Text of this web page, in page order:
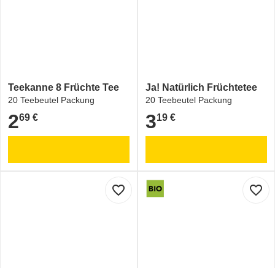
Teekanne 8 Früchte Tee
20 Teebeutel Packung
2,69 €
269 €
Ja! Natürlich Früchtetee
20 Teebeutel Packung
3,19 €
319 €
favorite_border favorite_border